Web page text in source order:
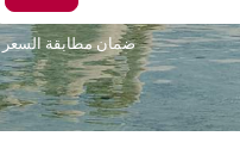
ضمان مطابقة السعر